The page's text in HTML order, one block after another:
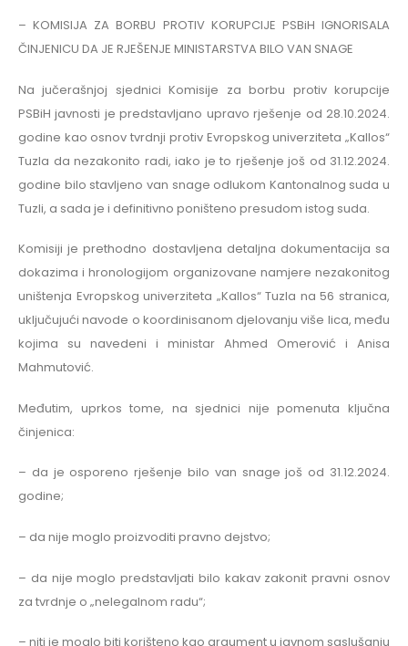
– KOMISIJA ZA BORBU PROTIV KORUPCIJE PSBiH IGNORISALA
ČINJENICU DA JE RJEŠENJE MINISTARSTVA BILO VAN SNAGE
Na jučerašnjoj sjednici Komisije za borbu protiv korupcije
PSBiH javnosti je predstavljano upravo rješenje od 28.10.2024.
godine kao osnov tvrdnji protiv Evropskog univerziteta „Kallos“
Tuzla da nezakonito radi, iako je to rješenje još od 31.12.2024.
godine bilo stavljeno van snage odlukom Kantonalnog suda u
Tuzli, a sada je i definitivno poništeno presudom istog suda.
Komisiji je prethodno dostavljena detaljna dokumentacija sa
dokazima i hronologijom organizovane namjere nezakonitog
uništenja Evropskog univerziteta „Kallos“ Tuzla na 56 stranica,
uključujući navode o koordinisanom djelovanju više lica, među
kojima su navedeni i ministar Ahmed Omerović i Anisa
Mahmutović.
Međutim, uprkos tome, na sjednici nije pomenuta ključna
činjenica:
– da je osporeno rješenje bilo van snage još od 31.12.2024.
godine;
– da nije moglo proizvoditi pravno dejstvo;
– da nije moglo predstavljati bilo kakav zakonit pravni osnov
za tvrdnje o „nelegalnom radu“;
– niti je moglo biti korišteno kao argument u javnom saslušanju